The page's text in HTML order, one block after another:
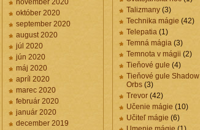
november 2020
október 2020
september 2020
august 2020
júl 2020
jún 2020
máj 2020
apríl 2020
marec 2020
február 2020
január 2020
december 2019
Talizmany (3)
Technika mágie (42)
Telepatia (1)
Temná mágia (3)
Temnota v mágii (2)
Tieňové gule (4)
Tieňové gule Shadow
Orbs (3)
Trevor (42)
Učenie mágie (10)
Učiteľ mágie (6)